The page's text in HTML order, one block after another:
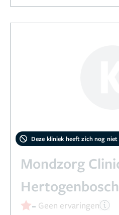
Deze kliniek heeft zich nog niet
Mondzorg
- Geen ervaringen